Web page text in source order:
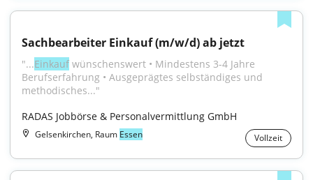
Sachbearbeiter Einkauf (m/w/d) ab jetzt
"...Einkauf wünschenswert • Mindestens 3-4 Jahre
Berufserfahrung • Ausgeprägtes selbständiges und
methodisches..."
RADAS Jobbörse & Personalvermittlung GmbH
Gelsenkirchen, Raum Essen Vollzeit